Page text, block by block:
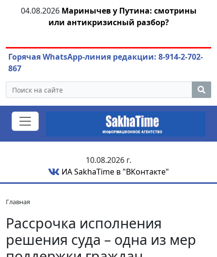
03.08.2026АЛРОСА ушла в минус и
ожидает еще одного финансового удара
Горячая WhatsApp-линия редакции: 8-914-2-702-
867
10.08.2026 г.
ИА SakhaTime в "ВКонтакте"
Главная
Рассрочка исполнения
решения суда – одна из мер